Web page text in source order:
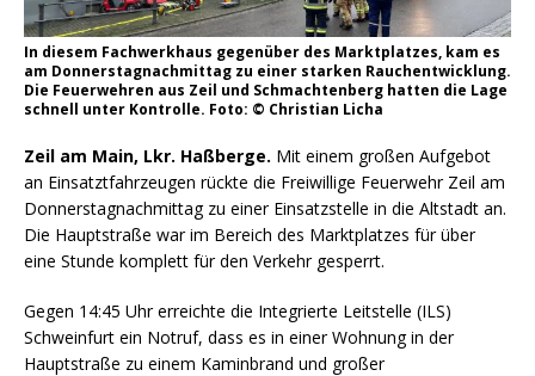
In diesem Fachwerkhaus gegenüber des Marktplatzes, kam es
am Donnerstagnachmittag zu einer starken Rauchentwicklung.
Die Feuerwehren aus Zeil und Schmachtenberg hatten die Lage
schnell unter Kontrolle. Foto: © Christian Licha
Zeil am Main, Lkr. Haßberge. Mit einem großen Aufgebot
an Einsatztfahrzeugen rückte die Freiwillige Feuerwehr Zeil am
Donnerstagnachmittag zu einer Einsatzstelle in die Altstadt an.
Die Hauptstraße war im Bereich des Marktplatzes für über
eine Stunde komplett für den Verkehr gesperrt.
Gegen 14:45 Uhr erreichte die Integrierte Leitstelle (ILS)
Schweinfurt ein Notruf, dass es in einer Wohnung in der
Hauptstraße zu einem Kaminbrand und großer